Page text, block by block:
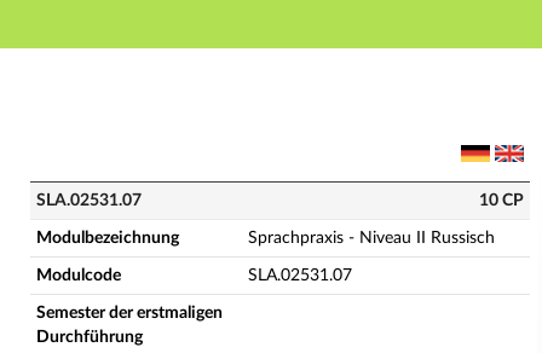
Hauptnavigation
SLA.02531.07 - Sprachpraxis - Niveau II Russisch
SLA.02531.07 10 CP
Modulbezeichnung Sprachpraxis - Niveau II Russisch
Modulcode SLA.02531.07
Semester der erstmaligen
Durchführung